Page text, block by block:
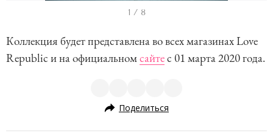
e
m
8
1 / 8
Коллекция будет представлена во всех магазинах Love
Republic и на официальномсайтеc 01 марта 2020 года.
Поделиться